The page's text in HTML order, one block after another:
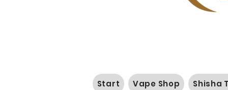
Start Vape Shop Shisha